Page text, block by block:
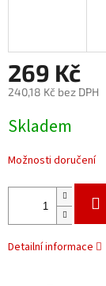
269 Kč
240,18 Kč bez DPH
cena:
Skladem
Možnosti doručení
Detailní informace